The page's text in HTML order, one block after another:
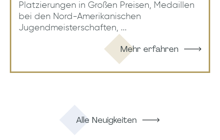
Platzierungen in Großen Preisen, Medaillen
bei den Nord-Amerikanischen
Jugendmeisterschaften, ...
Mehr erfahren
Alle Neuigkeiten